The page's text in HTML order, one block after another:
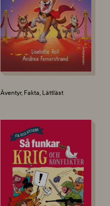
Äventyr, Fakta, Lättläst